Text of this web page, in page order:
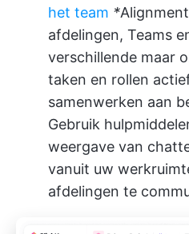
het team *
afdelingen, Teams
verschillende maar
taken en rollen
samenwerken aan
Gebruik
weergave van
vanuit uw
afdelingen te